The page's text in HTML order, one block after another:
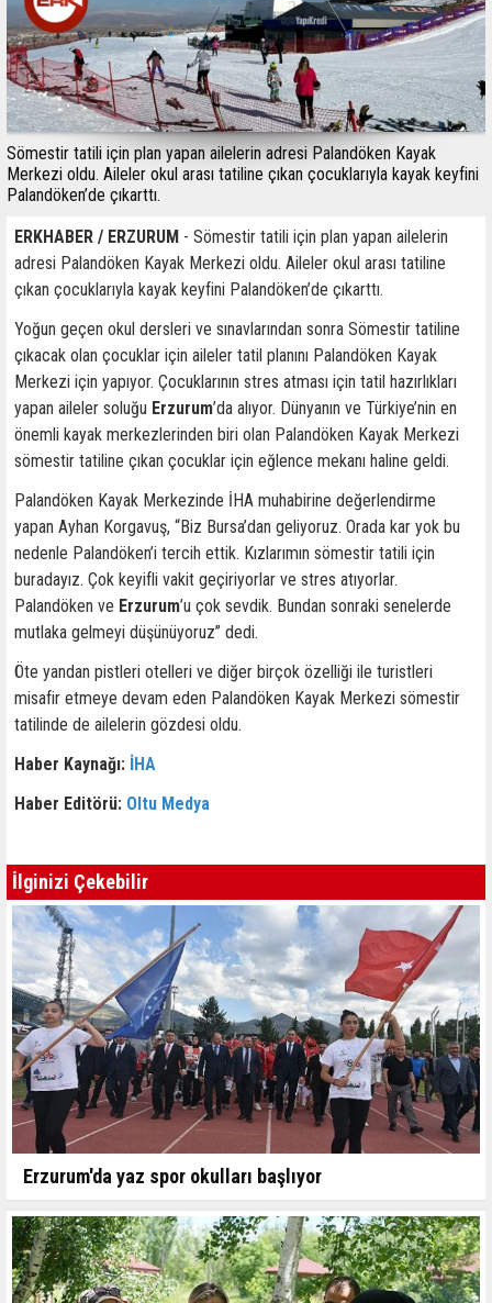
Sömestir tatili için plan yapan ailelerin adresi Palandöken Kayak
Merkezi oldu. Aileler okul arası tatiline çıkan çocuklarıyla kayak keyfini
Palandöken’de çıkarttı.
ERKHABER / ERZURUM - Sömestir tatili için plan yapan ailelerin
adresi Palandöken Kayak Merkezi oldu. Aileler okul arası tatiline
çıkan çocuklarıyla kayak keyfini Palandöken’de çıkarttı.
Yoğun geçen okul dersleri ve sınavlarından sonra Sömestir tatiline
çıkacak olan çocuklar için aileler tatil planını Palandöken Kayak
Merkezi için yapıyor. Çocuklarının stres atması için tatil hazırlıkları
yapan aileler soluğu Erzurum’da alıyor. Dünyanın ve Türkiye’nin en
önemli kayak merkezlerinden biri olan Palandöken Kayak Merkezi
sömestir tatiline çıkan çocuklar için eğlence mekanı haline geldi.
Palandöken Kayak Merkezinde İHA muhabirine değerlendirme
yapan Ayhan Korgavuş, “Biz Bursa’dan geliyoruz. Orada kar yok bu
nedenle Palandöken’i tercih ettik. Kızlarımın sömestir tatili için
buradayız. Çok keyifli vakit geçiriyorlar ve stres atıyorlar.
Palandöken ve Erzurum’u çok sevdik. Bundan sonraki senelerde
mutlaka gelmeyi düşünüyoruz” dedi.
Öte yandan pistleri otelleri ve diğer birçok özelliği ile turistleri
misafir etmeye devam eden Palandöken Kayak Merkezi sömestir
tatilinde de ailelerin gözdesi oldu.
Haber Kaynağı: İHA
Haber Editörü: Oltu Medya
İlginizi Çekebilir
Erzurum'da yaz spor okulları başlıyor